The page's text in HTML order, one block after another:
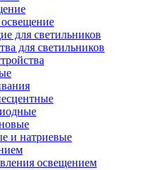
для светильников
для светильников
и натриевые
освещением